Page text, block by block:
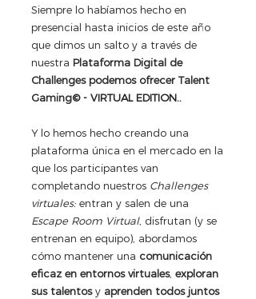
Siempre lo habíamos hecho en
presencial hasta inicios de este año
que dimos un salto y a través de
nuestra Plataforma Digital de
Challenges podemos ofrecer Talent
Gaming© - VIRTUAL EDITION..
Y lo hemos hecho creando una
plataforma única en el mercado en la
que los participantes van
completando nuestros Challenges
virtuales: entran y salen de una
Escape Room Virtual, disfrutan (y se
entrenan en equipo), abordamos
cómo mantener una comunicación
eficaz en entornos virtuales, exploran
sus talentos y aprenden todos juntos